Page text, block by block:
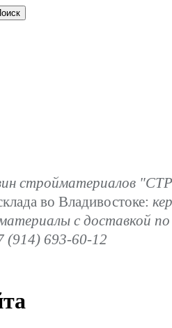
стройматериалов
во Владивостоке:
с доставкой
(914) 693-60-12